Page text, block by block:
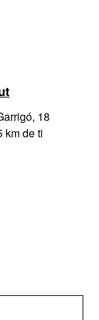
18
km de ti